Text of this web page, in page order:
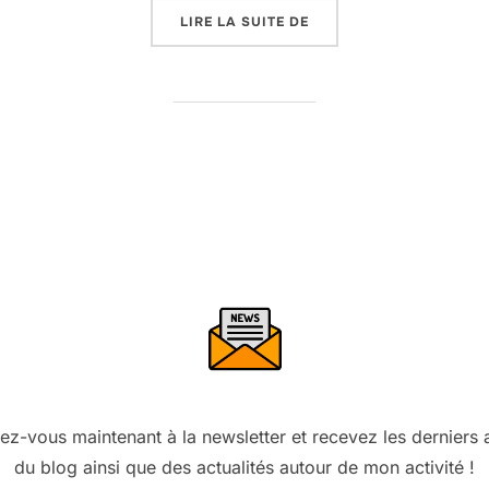
LIRE LA SUITE DE
vous maintenant à la newsletter et recevez les derniers
du blog ainsi que des actualités autour de mon activité !